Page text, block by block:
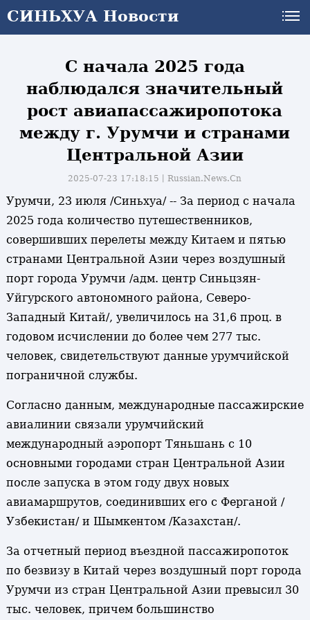
СИНЬХУА Новости
СИНЬХУА Новости
С начала 2025 года
наблюдался значительный
рост авиапассажиропотока
между г. Урумчи и странами
Центральной Азии
2025-07-23 17:18:15丨Russian.News.Cn
Урумчи, 23 июля /Синьхуа/ -- За период с начала
2025 года количество путешественников,
совершивших перелеты между Китаем и пятью
странами Центральной Азии через воздушный
порт города Урумчи /адм. центр Синьцзян-
Уйгурского автономного района, Северо-
Западный Китай/, увеличилось на 31,6 проц. в
годовом исчислении до более чем 277 тыс.
человек, свидетельствуют данные урумчийской
пограничной службы.
Согласно данным, международные пассажирские
авиалинии связали урумчийский
международный аэропорт Тяньшань с 10
основными городами стран Центральной Азии
после запуска в этом году двух новых
авиамаршрутов, соединивших его с Ферганой /
Узбекистан/ и Шымкентом /Казахстан/.
За отчетный период въездной пассажиропоток
по безвизу в Китай через воздушный порт города
Урумчи из стран Центральной Азии превысил 30
тыс. человек, причем большинство